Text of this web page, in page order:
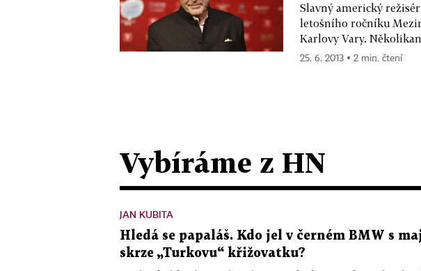
Slavný americký
letošního ročníku
Karlovy Vary.
25. 6. 2013 ▪ 2 min. čtení
Vybíráme z HN
JAN KUBITA
Hledá se papaláš. Kdo jel v černém BMW s
skrze „Turkovu“ křižovatku?